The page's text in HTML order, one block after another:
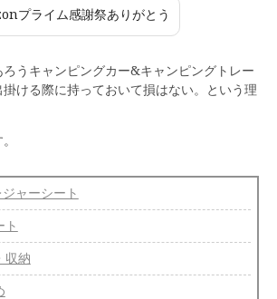
プライム感謝祭ありがとう
うキャンピングカー&キャンピングトレー
ける際に持っておいて損はない。という理
ャーシート
ト
収納